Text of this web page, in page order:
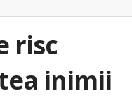
risc
inimii